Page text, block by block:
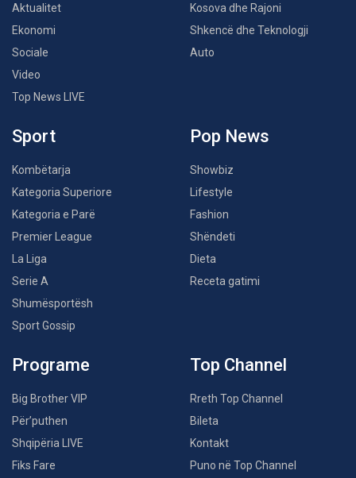
Aktualitet
Ekonomi
Sociale
Video
Top News LIVE
Kosova dhe Rajoni
Shkencë dhe Teknologji
Auto
Sport
Kombëtarja
Kategoria Superiore
Kategoria e Parë
Premier League
La Liga
Serie A
Shumësportësh
Sport Gossip
Pop News
Showbiz
Lifestyle
Fashion
Shëndeti
Dieta
Receta gatimi
Programe
Big Brother VIP
Për’puthen
Shqipëria LIVE
Fiks Fare
Top Channel
Rreth Top Channel
Bileta
Kontakt
Puno në Top Channel